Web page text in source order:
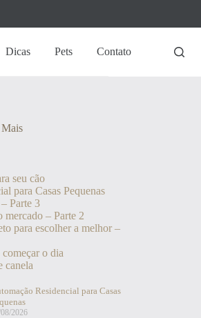
Dicas Pets Contato
seu cão
para Casas Pequenas
Parte 3
mercado – Parte 2
para escolher a melhor –
o dia
canela
Residencial para Casas
2026